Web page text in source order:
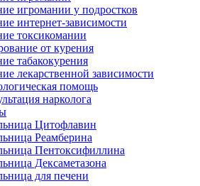
игромании у подростков
интернет-зависимости
токсикомании
от курения
табакокурения
лекарственной зависимости
помощь
нарколога
Цитофлавин
Реамберина
Пентоксифиллина
Дексаметазона
для печени